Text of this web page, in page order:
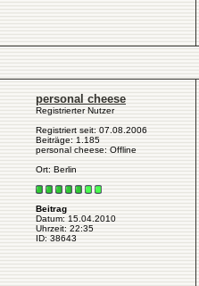
personal cheese
Registrierter Nutzer
Registriert seit: 07.08.2006
Beiträge: 1.185
personal cheese: Offline
Ort: Berlin
Beitrag
Datum: 15.04.2010
Uhrzeit: 22:35
ID: 38643